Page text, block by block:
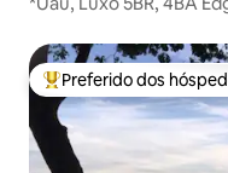
Entre os melhores
Preferido dos